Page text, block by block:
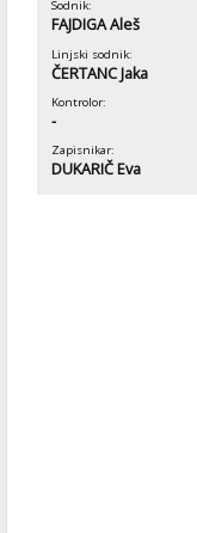
Sodnik:
FAJDIGA Aleš
Linjski sodnik:
ČERTANC Jaka
Kontrolor:
-
Zapisnikar:
DUKARIČ Eva